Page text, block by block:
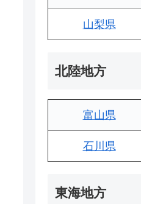
山梨県
北陸地方
富山県
石川県
東海地方